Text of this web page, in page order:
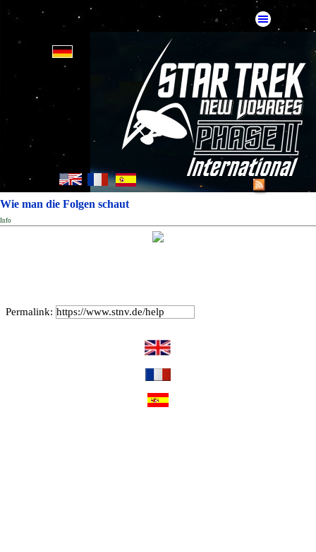
Wie man die Folgen schaut
Info
Permalink: